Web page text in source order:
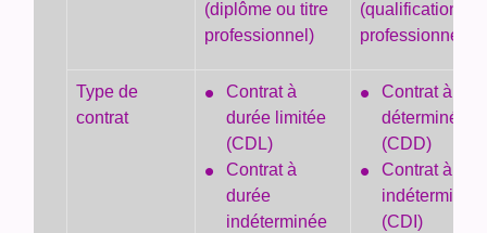
(diplôme ou titre
professionnel)
(qualification
professionnelle)
Type de
contrat
Contrat à
durée limitée
(CDL)
Contrat à
durée
indéterminée
Contrat à
déterminée
(CDD)
Contrat à
indéterminée
(CDI)